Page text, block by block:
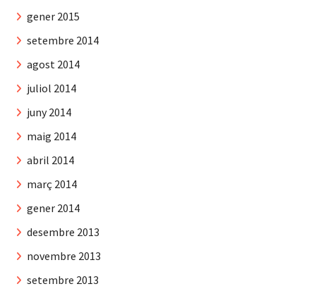
gener 2015
setembre 2014
agost 2014
juliol 2014
juny 2014
maig 2014
abril 2014
març 2014
gener 2014
desembre 2013
novembre 2013
setembre 2013